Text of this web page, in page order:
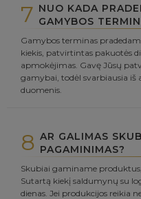
7 NUO KADA
GAMYBOS
Gamybos terminas
kiekis, patvirtintas pakuotės
apmokėjimas. Gavę Jūsų
gamybai, todėl svarbiausia iš
duomenis.
8 AR GALIMAS
PAGAMINIMAS?
Skubiai gaminame
Sutartą kiekį saldumynų su
dienas. Jei produkcijos reikia